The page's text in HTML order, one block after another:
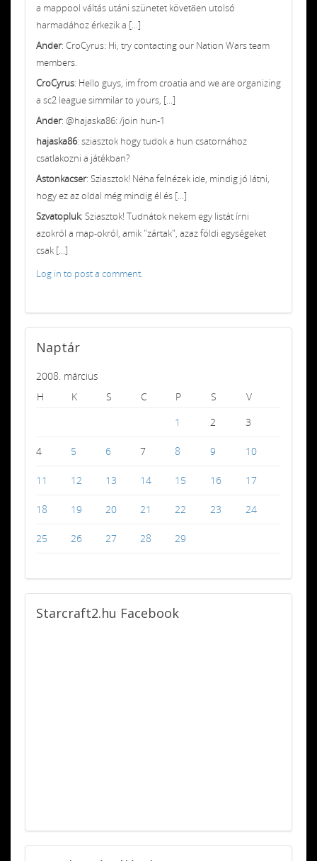
a mappool váltás utáni szünetet követően utolsó
harmadához érkezik a [...]
Ander: CroCyrus: Hi, try contacting our Nation Wars team
members.
CroCyrus: Hello guys, im from croatia and we are organizing
a sc2 league simmilar to yours, [...]
Ander: @hajaska86: /join hun-1
hajaska86: sziasztok hogy tudok a hun csatornához
csatlakozni a játékban?
Astonkacser: Sziasztok! Néha felnézek ide, mindig jó látni,
hogy ez az oldal még mindig él és [...]
Szvatopluk: Sziasztok! Tudnátok nekem egy listát írni
azokról a map-okról, amik "zártak", azaz földi egységeket
csak [...]
Log in to post a comment.
Naptár
2008. március
H
K S C P S
V
1
2 3
4 5 6 7 8 9 10
11 12 13 14 15 16 17
18 19 20 21 22 23 24
25 26 27 28 29
Starcraft2.hu Facebook